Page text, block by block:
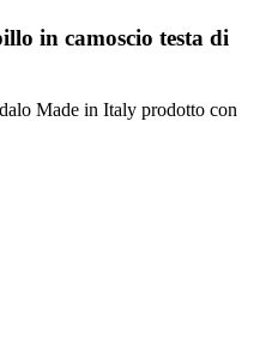
in camoscio testa di
Made in Italy prodotto con